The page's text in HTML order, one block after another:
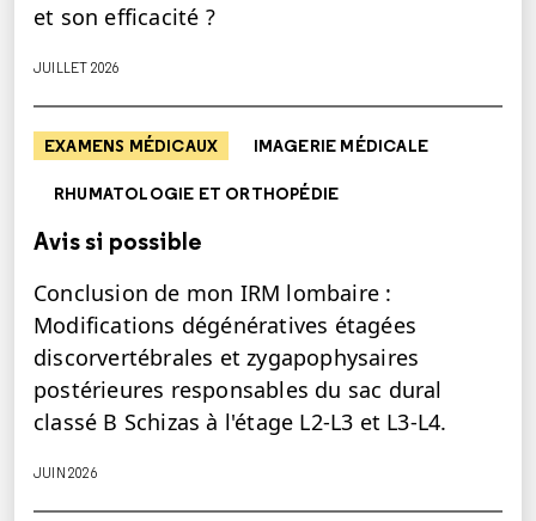
et son efficacité ?
JUILLET 2026
EXAMENS MÉDICAUX IMAGERIE MÉDICALE
RHUMATOLOGIE ET ORTHOPÉDIE
Avis si possible
Conclusion de mon IRM lombaire :
Modifications dégénératives étagées
discorvertébrales et zygapophysaires
postérieures responsables du sac dural
classé B Schizas à l'étage L2-L3 et L3-L4.
JUIN 2026